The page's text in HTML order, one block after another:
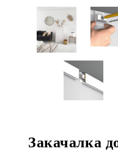
Закачалка